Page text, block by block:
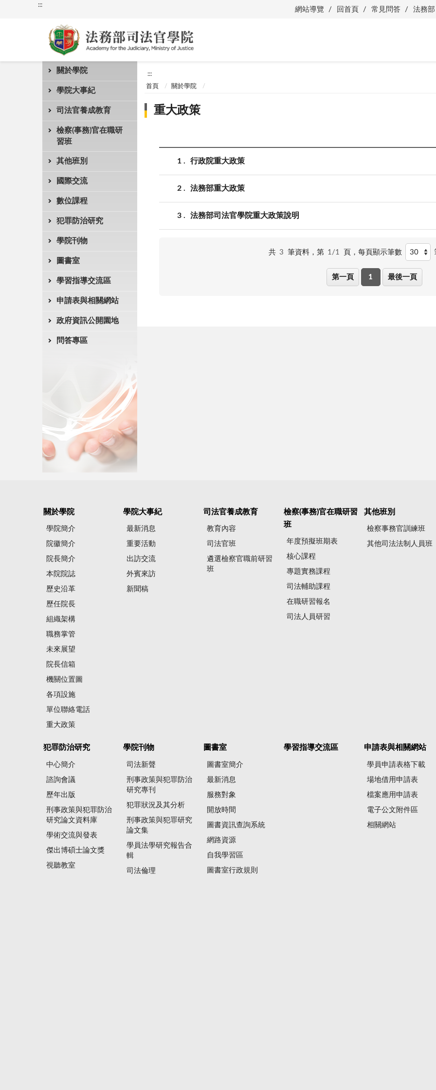
:::
網站導覽 回首頁 常見問答 法務部
關於學院
學院大事紀
司法官養成教育
檢察(事務)官在職研
習班
其他班別
國際交流
數位課程
犯罪防治研究
學院刊物
圖書室
學習指導交流區
申請表與相關網站
政府資訊公開園地
問答專區
:::
首頁 關於學院
重大政策
1 行政院重大政策
2 法務部重大政策
3 法務部司法官學院重大政策說明
共 3 筆資料，第 1/1 頁， 每頁顯示筆數
第一頁 1 最後一頁
關於學院
學院簡介
院徽簡介
院長簡介
本院院誌
歷史沿革
歷任院長
組織架構
職務掌管
未來展望
院長信箱
機關位置圖
各項設施
單位聯絡電話
重大政策
學院大事紀
最新消息
重要活動
出訪交流
外賓來訪
新聞稿
司法官養成教育
教育內容
司法官班
遴選檢察官職前研習
班
檢察(事務)官在職研習
班
年度預擬班期表
核心課程
專題實務課程
司法輔助課程
在職研習報名
司法人員研習
其他班別
檢察事務官訓練班
其他司法法制人員班
犯罪防治研究
中心簡介
諮詢會議
歷年出版
刑事政策與犯罪防治
研究論文資料庫
學術交流與發表
傑出博碩士論文獎
視聽教室
學院刊物
司法新聲
刑事政策與犯罪防治
研究專刊
犯罪狀況及其分析
刑事政策與犯罪研究
論文集
學員法學研究報告合
輯
司法倫理
圖書室
圖書室簡介
最新消息
服務對象
開放時間
圖書資訊查詢系統
網路資源
自我學習區
圖書室行政規則
學習指導交流區 申請表與相關網站
學員申請表格下載
場地借用申請表
檔案應用申請表
電子公文附件區
相關網站